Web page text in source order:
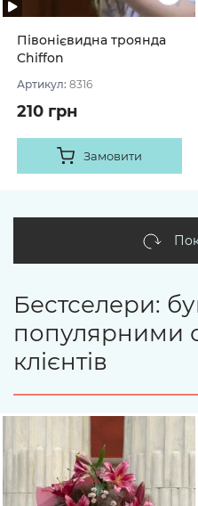
Півонієвидна троянда
Chiffon
Артикул: 8316
210 грн
Замовити
Бестселери:
популярними
клієнтів